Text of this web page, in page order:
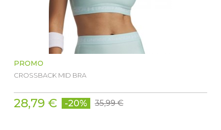
PROMO
CROSSBACK MID BRA
28,79 € -20% 35,99 €